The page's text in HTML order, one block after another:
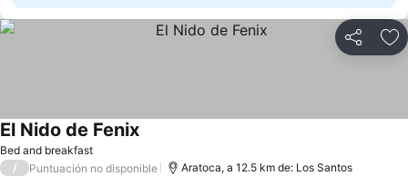
Compartir
Bed and breakfast
El Nido de Fenix
/ Puntuación no disponible Aratoca, a 12.5 km de: Los Santos